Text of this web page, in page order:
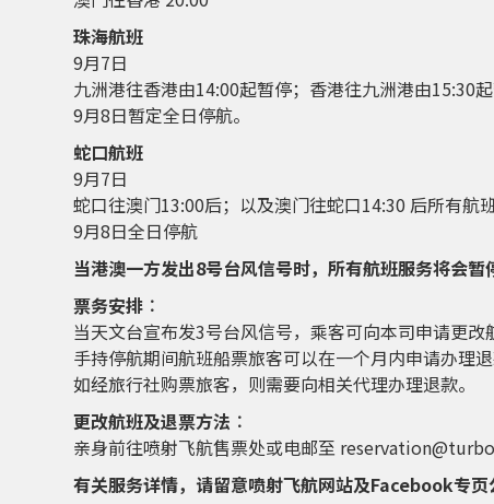
珠海航班
9月7日
九洲港往香港由14:00起暂停；香港往九洲港由15:30起
9月8日暂定全日停航。
蛇口航班
9月7日
蛇口往澳门13:00后；以及澳门往蛇口14:30 后所有航班
9月8日全日停航
当港澳一方发出8号台风信号时，所有航班服务将会暂
票务安排︰
当天文台宣布发3号台风信号，乘客可向本司申请更改
手持停航期间航班船票旅客可以在一个月内申请办理退
如经旅行社购票旅客，则需要向相关代理办理退款。
更改航班及退票方法︰
亲身前往喷射飞航售票处或电邮至
有关服务详情，请留意喷射飞航网站及Facebook专页